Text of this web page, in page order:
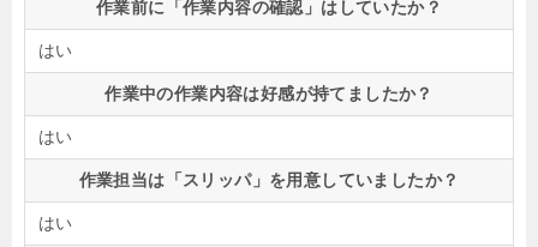
作業前に「作業内容の確認」はしていたか？
はい
作業中の作業内容は好感が持てましたか？
はい
作業担当は「スリッパ」を用意していましたか？
はい